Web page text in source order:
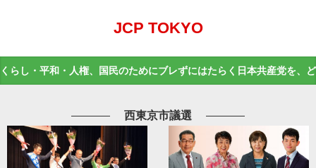
JCP TOKYO
くらし・平和・人権、国民のためにブレずにはたらく日本共産党を、
西東京市議選